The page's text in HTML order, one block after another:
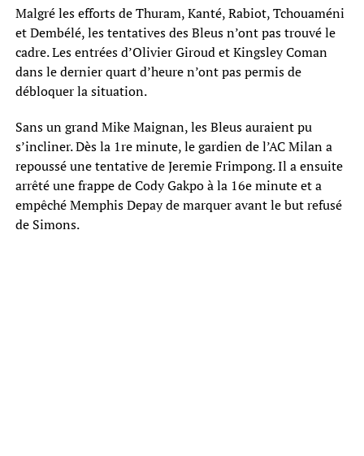
Malgré les efforts de Thuram, Kanté, Rabiot, Tchouaméni
et Dembélé, les tentatives des Bleus n’ont pas trouvé le
cadre. Les entrées d’Olivier Giroud et Kingsley Coman
dans le dernier quart d’heure n’ont pas permis de
débloquer la situation.
Sans un grand Mike Maignan, les Bleus auraient pu
s’incliner. Dès la 1re minute, le gardien de l’AC Milan a
repoussé une tentative de Jeremie Frimpong. Il a ensuite
arrêté une frappe de Cody Gakpo à la 16e minute et a
empêché Memphis Depay de marquer avant le but refusé
de Simons.